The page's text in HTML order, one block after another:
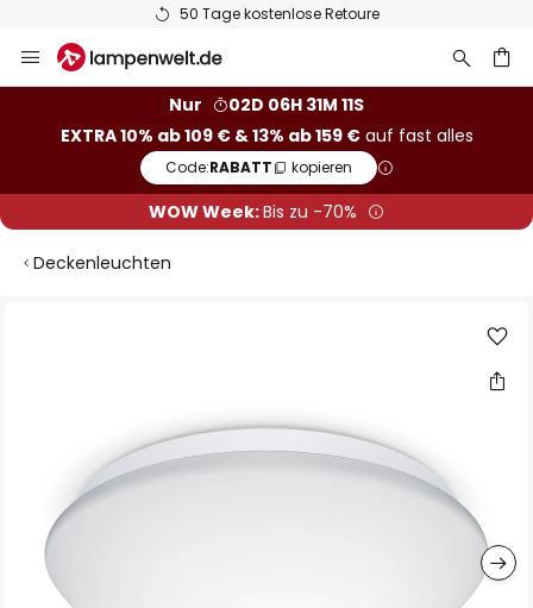
50 Tage kostenlose Retoure
Inhalt
Nur
02D 06H 31M 11S
EXTRA 10% ab 109 € & 13% ab 159 €auf fast alles
Code:RABATT kopieren
WOW Week:Bis zu -70%
Deckenleuchten